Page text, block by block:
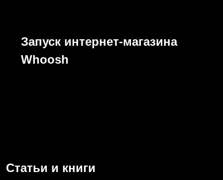
Запуск интернет-магазина
Whoosh
Статьи и книги